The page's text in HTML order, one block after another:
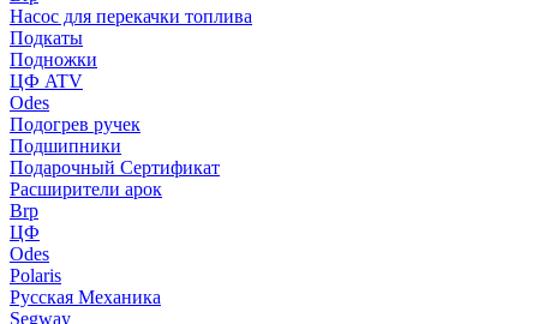
Насос для перекачки топлива
Подкаты
Подножки
ЦФ ATV
Odes
Подогрев ручек
Подшипники
Подарочный Сертификат
Расширители арок
Brp
ЦФ
Odes
Polaris
Русская Механика
Segway